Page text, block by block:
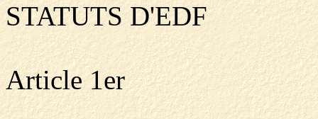
STATUTS D'EDF
Article 1er